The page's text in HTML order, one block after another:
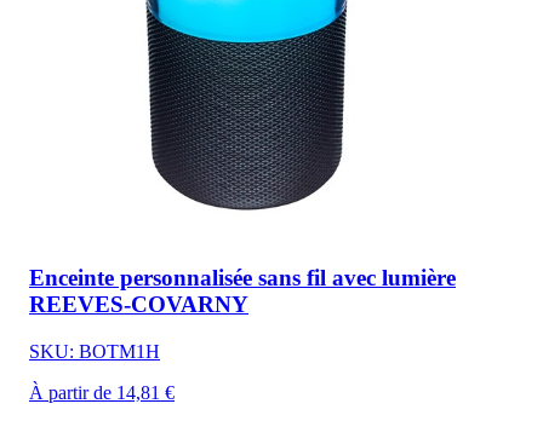
Enceinte personnalisée sans fil avec lumière
REEVES-COVARNY
SKU: BOTM1H
À partir de 14,81 €